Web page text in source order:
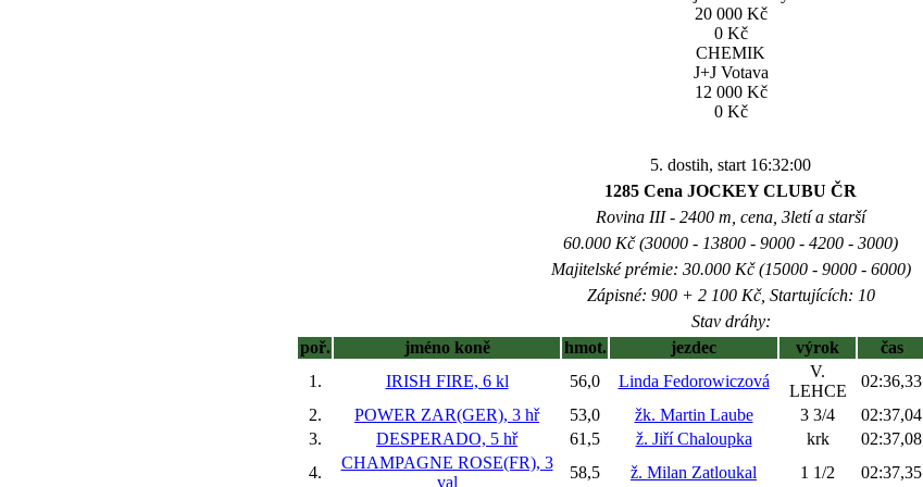
20 000 Kč
0 Kč
CHEMIK
J+J Votava
12 000 Kč
0 Kč
5. dostih, start 16:32:00
1285 Cena JOCKEY CLUBU ČR
Rovina III - 2400 m, cena, 3letí a starší
60.000 Kč (30000 - 13800 - 9000 - 4200 - 3000)
Majitelské prémie: 30.000 Kč (15000 - 9000 - 6000)
Zápisné: 900 + 2 100 Kč, Startujících: 10
Stav dráhy:
poř.
jméno koně hmot. jezdec výrok čas
1.
IRISH FIRE, 6 kl 56,0 Linda Fedorowiczová
V.
LEHCE
02:36,33
2.
POWER ZAR(GER), 3 hř 53,0 žk. Martin Laube 3 3/4 02:37,04
3.
DESPERADO, 5 hř 61,5 ž. Jiří Chaloupka krk 02:37,08
4.
CHAMPAGNE ROSE(FR), 3
val
58,5 ž. Milan Zatloukal 1 1/2 02:37,35